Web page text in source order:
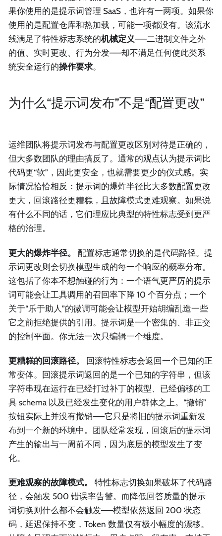
果你使用的是提示词管理 SaaS，也许有一两项。如果你
使用的是配置仓库和热加载，可能一项都没有。该流水
线满足了特性标志系统的机械定义——二进制文件之外
的值、实时更改、行为分发——却不满足任何使此类系
统安全运行的操作要求。
为什么“提示词发布”不是“配置更改”
运维团队将提示词发布与配置更改区别对待是正确的，
但大多数团队的理由搞反了。通常的观点认为提示词比
代码更“软”，因此更安全，也就需要更少的仪式感。实
际情况恰恰相反：提示词的爆炸半径比大多数配置更改
更大，回滚路径更糟糕，且故障模式更难观察。如果说
有什么不同的话，它们理应比典型的特性标志受到更严
格的治理。
更大的爆炸半径。
配置标志通常切换的是代码路径。提
示词更改则会切换模型生成的每一个响应的概率分布。
这包括了你本不想触碰的行为：一个语气更严厉的提示
词可能会让工具调用的召回率下降 10 个百分点；一个
关于“乐于助人”的微调可能会让模型开始胡编乱造一些
它之前拒绝提供的引用。提示词是一个密集的、非正交
的控制平面。你无法一次只编辑一个维度。
更糟糕的回滚路径。
回滚特性标志会返回一个已知的正
常变体。回滚提示词返回的是一个已知的字符串，但该
字符串现在运行在已经打过补丁的模型、已经偏移的工
具 schema 以及已经发生变化的用户群体之上。“撤销”
按钮实际上并没有撤销——它只是将旧的提示词重新发
布到一个新的环境中。团队经常发现，回滚后的提示词
产生的输出与一周前不同，因为底层的模型发生了变
化。
更难观察的故障模式。
特性标志切换如果破坏了代码路
径，会触发 500 错误率告警。而降低回答质量的提示
词切换则什么都不会触发——模型依然返回 200 状态
码，延迟保持不变，Token 数量仅有极小幅度的漂移。